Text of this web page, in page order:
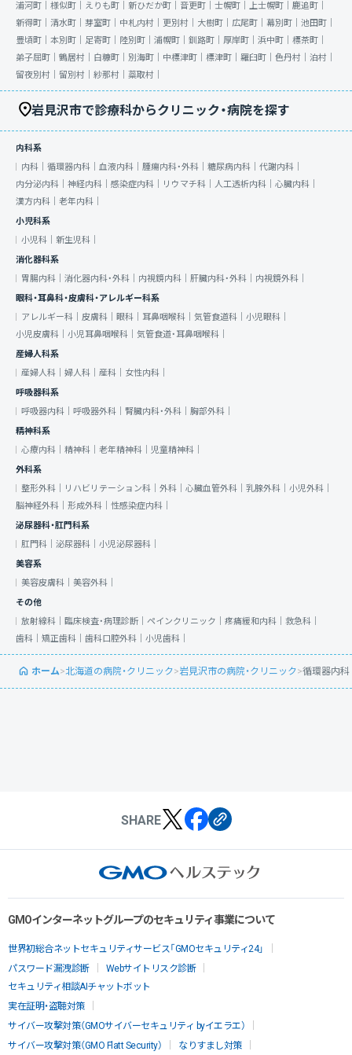
浦河町｜ 様似町｜ えりも町｜ 新ひだか町｜ 音更町｜ 士幌町｜ 上士幌町｜ 鹿追町｜
新得町｜ 清水町｜ 芽室町｜ 中札内村｜ 更別村｜ 大樹町｜ 広尾町｜ 幕別町｜ 池田町｜
豊頃町｜ 本別町｜ 足寄町｜ 陸別町｜ 浦幌町｜ 釧路町｜ 厚岸町｜ 浜中町｜ 標茶町｜
弟子屈町｜ 鶴居村｜ 白糠町｜ 別海町｜ 中標津町｜ 標津町｜ 羅臼町｜ 色丹村｜ 泊村｜
留夜別村｜ 留別村｜ 紗那村｜ 蘂取村｜
岩見沢市で診療科からクリニック・病院を探す
内科系
内科｜ 循環器内科｜ 血液内科｜ 腫瘍内科・外科｜ 糖尿病内科｜ 代謝内科｜
内分泌内科｜ 神経内科｜ 感染症内科｜ リウマチ科｜ 人工透析内科｜ 心臓内科｜
漢方内科｜ 老年内科｜
小児科系
小児科｜ 新生児科｜
消化器科系
胃腸内科｜ 消化器内科・外科｜ 内視鏡内科｜ 肝臓内科・外科｜ 内視鏡外科｜
眼科・耳鼻科・皮膚科・アレルギー科系
アレルギー科｜ 皮膚科｜ 眼科｜ 耳鼻咽喉科｜ 気管食道科｜ 小児眼科｜
小児皮膚科｜ 小児耳鼻咽喉科｜ 気管食道・耳鼻咽喉科｜
産婦人科系
産婦人科｜ 婦人科｜ 産科｜ 女性内科｜
呼吸器科系
呼吸器内科｜ 呼吸器外科｜ 腎臓内科・外科｜ 胸部外科｜
精神科系
心療内科｜ 精神科｜ 老年精神科｜ 児童精神科｜
外科系
整形外科｜
リハビリテーション科｜ 外科｜ 心臓血管外科｜ 乳腺外科｜ 小児外科｜
脳神経外科｜ 形成外科｜ 性感染症内科｜
泌尿器科・肛門科系
肛門科｜ 泌尿器科｜ 小児泌尿器科｜
美容系
美容皮膚科｜ 美容外科｜
その他
放射線科｜ 臨床検査・病理診断｜ ペインクリニック｜ 疼痛緩和内科｜ 救急科｜
歯科｜ 矯正歯科｜ 歯科口腔外科｜ 小児歯科｜
ホーム>北海道の病院・クリニック>岩見沢市の病院・クリニック>循環器内科
SHARE
GMOインターネットグループのセキュリティ事業について
世界初総合ネットセキュリティサービス「GMOセキュリティ24」
パスワード漏洩診断
Webサイトリスク診断
セキュリティ相談AIチャットボット
実在証明・盗聴対策
サイバー攻撃対策（GMOサイバーセキュリティ byイエラエ）
サイバー攻撃対策（GMO Flatt Security）
なりすまし対策